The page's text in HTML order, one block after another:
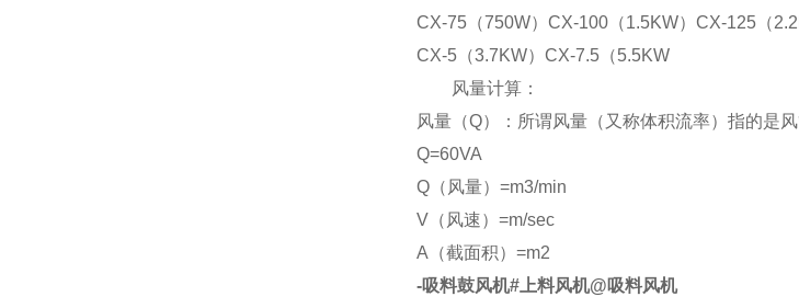
CX-75（750W）CX-100（1.5KW）CX-125（
CX-5（3.7KW）CX-7.5（5.5KW
风量计算：
风量（Q）：所谓风量（又称体积流率）指的是
Q=60VA
Q（风量）=m3/min
V（风速）=m/sec
A（截面积）=m2
-吸料鼓风机#上料风机@吸料风机